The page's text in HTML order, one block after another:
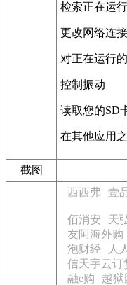
检索正在运
更改网络连
对正在运行
控制振动
读取您的SD
在其他应用
截图
西西弗 壹
佰消安
天
友阿海外购
泡财经
人
信天宇云订
融e购
越狱